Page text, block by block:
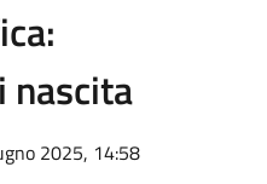
nascita
2025, 14:58